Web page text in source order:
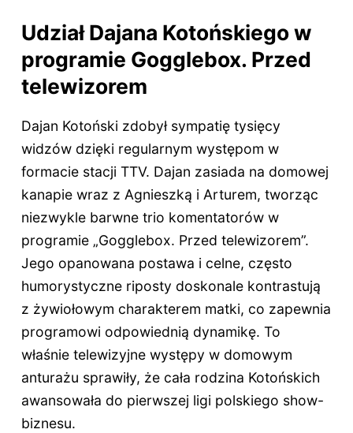
Udział Dajana Kotońskiego w
programie Gogglebox. Przed
telewizorem
Dajan Kotoński zdobył sympatię tysięcy
widzów dzięki regularnym występom w
formacie stacji TTV. Dajan zasiada na domowej
kanapie wraz z Agnieszką i Arturem, tworząc
niezwykle barwne trio komentatorów w
programie „Gogglebox. Przed telewizorem”.
Jego opanowana postawa i celne, często
humorystyczne riposty doskonale kontrastują
z żywiołowym charakterem matki, co zapewnia
programowi odpowiednią dynamikę. To
właśnie telewizyjne występy w domowym
anturażu sprawiły, że cała rodzina Kotońskich
awansowała do pierwszej ligi polskiego show-
biznesu.